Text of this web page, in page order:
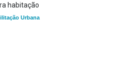
habitação
Urbana